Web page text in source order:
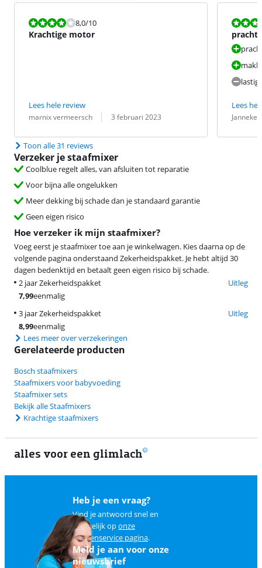
Beoordeling is 8,0 van de 10.
8,0/10
Krachtige motor
Lees hele review
Beoordeling door:
marnix vermeersch
Datum: 3 februari 2023
lastig
Lees
Janneke
Datum:
Toon alle 31 reviews
Verzeker je staafmixer
Coolblue regelt alles, van afsluiten tot reparatie
Voor bijna alle ongelukken
Meer dekking bij schade dan je standaard garantie
Geen eigen risico
Hoe verzeker ik mijn staafmixer?
Voeg eerst je staafmixer toe aan je winkelwagen. Kies daarna op de
volgende pagina onderstaand Zekerheidspakket. Je hebt altijd 30
dagen bedenktijd en betaalt geen eigen risico bij schade.
2 jaar Zekerheidspakket
Uitleg
7,99eenmalig
3 jaar Zekerheidspakket
Uitleg
8,99eenmalig
Lees meer over verzekeringen
Gerelateerde producten
Bosch staafmixers
Staafmixers voor babyvoeding
Staafmixer sets
Bekijk alle Staafmixers
Krachtige staafmixers
alles voor een glimlach
Heb je een vraag?
Vind je antwoord snel en
makkelijk oponze
klantenservice pagina.
Meld je aan voor onze
nieuwsbrief